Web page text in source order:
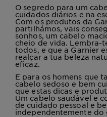
O segredo para um
cuidados diários e na
Com os produtos da
partilhámos, vais
sonhos, um cabelo
cheio de vida. Lembra-
todos, e que a Garnier
realçar a tua beleza
eficaz.
E para os homens que
cabelo sedoso e bem
que estas dicas e
Um cabelo saudável e
de cuidado pessoal e
independentemente do